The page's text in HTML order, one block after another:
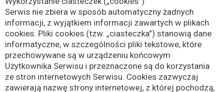
Serwis nie zbiera w sposób automatyczny żadnych
informacji, z wyjątkiem informacji zawartych w plikach
cookies. Pliki cookies (tzw. „ciasteczka”) stanowią dane
informatyczne, w szczególności pliki tekstowe, które
przechowywane są w urządzeniu końcowym
Użytkownika Serwisu i przeznaczone są do korzystania
ze stron internetowych Serwisu. Cookies zazwyczaj
zawierają nazwę strony internetowej, z której pochodzą,